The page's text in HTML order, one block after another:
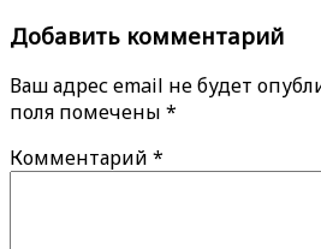
Добавить комментарий
Ваш адрес email не будет
поля помечены *
Комментарий *